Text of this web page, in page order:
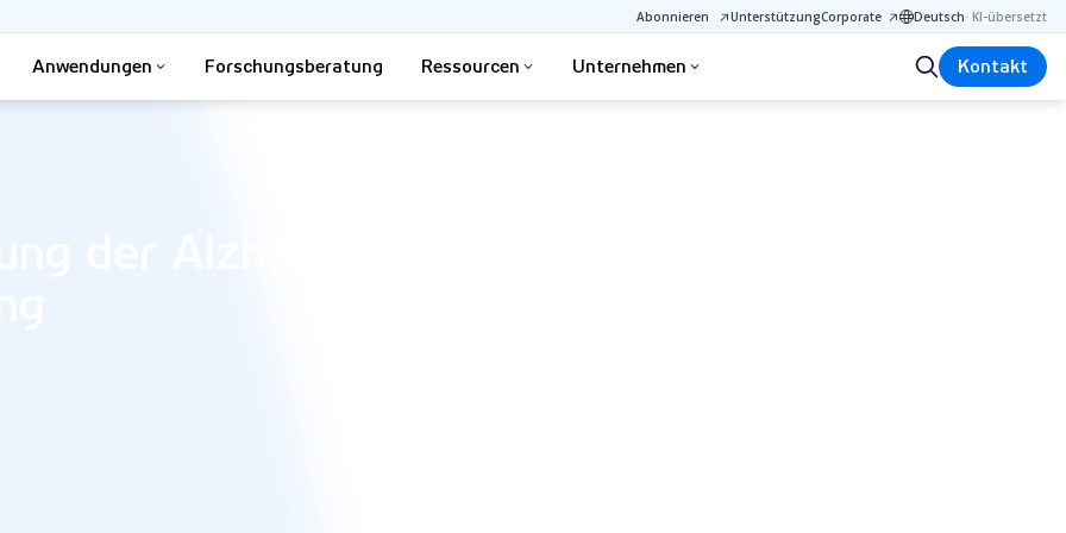
Abonnieren UnterstützungCorporate Deutsch· KI-übersetzt
Anwendungen Forschungsberatung Ressourcen Unternehmen Kontakt